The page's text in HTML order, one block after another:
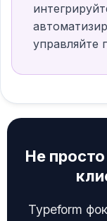
управляйте
Не
Typeform